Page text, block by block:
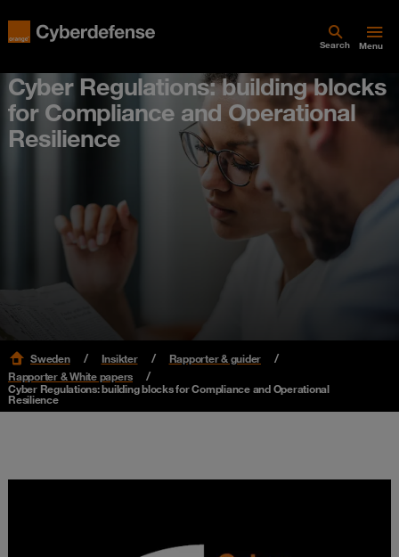
Search Menu
Cyber Regulations: building blocks
for Compliance and Operational
Resilience
Sweden Insikter
Rapporter & guider
Rapporter & White papers
Cyber Regulations: building blocks for Compliance and Operational
Resilience